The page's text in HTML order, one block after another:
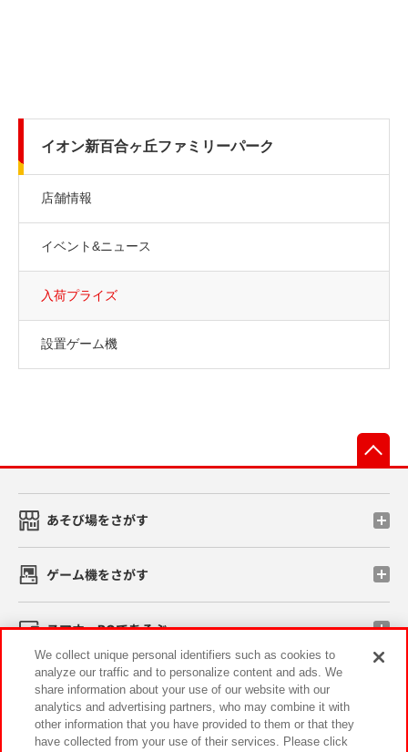
イオン新百合ヶ丘ファミリーパーク
店舗情報
イベント&ニュース
入荷プライズ
設置ゲーム機
あそび場をさがす
ゲーム機をさがす
スマホ・PCであそぶ
イベント・キャンペーン
We collect unique personal identifiers such as cookies to
analyze our traffic and to personalize content and ads. We
share information about your use of our website with our
analytics and advertising partners, who may combine it with
other information that you have provided to them or that they
have collected from your use of their services. Please click